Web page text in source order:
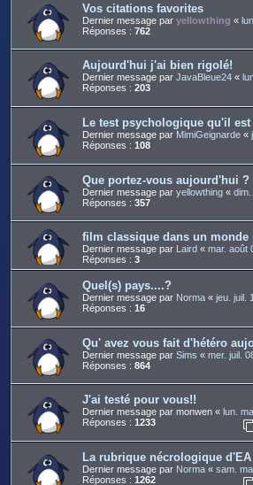
Vos citations favorites
Dernier message par yellowthing «
Réponses : 762
Aujourd'hui j'ai bien rigolé!
Dernier message par JavaBleue24 «
Réponses : 203
Le test psychologique qu'il
Dernier message par MimiGeignarde «
Réponses : 108
Que portez-vous aujourd'hui ?
Dernier message par yellowthing «
Réponses : 357
film classique dans un monde
Dernier message par Laird « mar. août
Réponses : 3
Quel(s) pays....?
Dernier message par Norma « jeu. juil.
Réponses : 16
Qu' avez vous fait d'hétéro
Dernier message par Sims « mer. juil.
Réponses : 864
J'ai testé pour vous!!
Dernier message par monwen « lun.
Réponses : 1233
La rubrique nécrologique d'EA
Dernier message par Norma « sam.
Réponses : 1262